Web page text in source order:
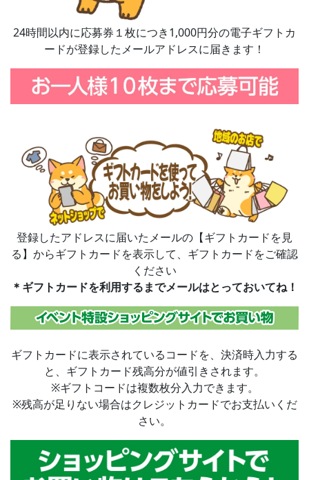
24時間以内に応募券１枚につき1,000円分の電子ギフトカ
ードが登録したメールアドレスに届きます！
登録したアドレスに届いたメールの【ギフトカードを見
る】からギフトカードを表示して、ギフトカードをご確認
ください
＊ギフトカードを利用するまでメールはとっておいてね！
ギフトカードに表示されているコードを、決済時入力する
と、ギフトカード残高分が値引きされます。
※ギフトコードは複数枚分入力できます。
※残高が足りない場合はクレジットカードでお支払いくだ
さい。